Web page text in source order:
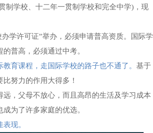
制学校、十二年一贯制学校和完全中学)，现
学许可证”举办，必须申请普高资质。国际学
普高，必须通过中考。
育课程，走国际学校的路子也不通了。 基于
努力的作用大得多！
，父母不放心，而且高昂的生活及学习成本
为了许多家庭的优选。
现。